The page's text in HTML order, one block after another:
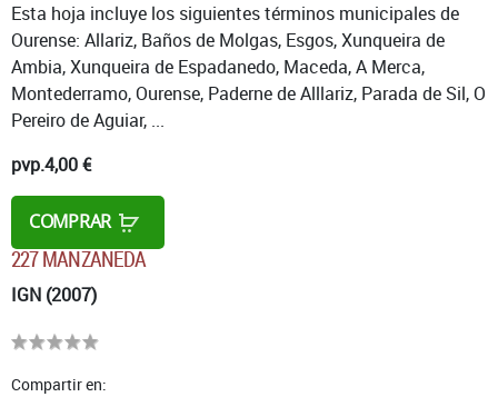
Esta hoja incluye los siguientes términos municipales de
Ourense: Allariz, Baños de Molgas, Esgos, Xunqueira de
Ambia, Xunqueira de Espadanedo, Maceda, A Merca,
Montederramo, Ourense, Paderne de Alllariz, Parada de Sil, O
Pereiro de Aguiar, ...
pvp.4,00 €
COMPRAR
227 MANZANEDA
IGN (2007)
Compartir en: